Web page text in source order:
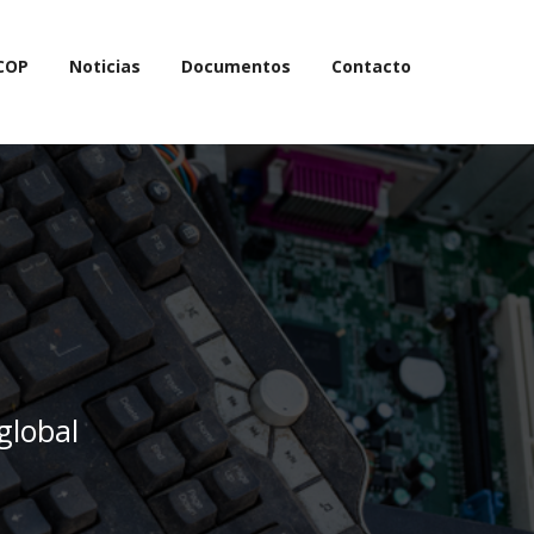
Noticias Documentos Contacto